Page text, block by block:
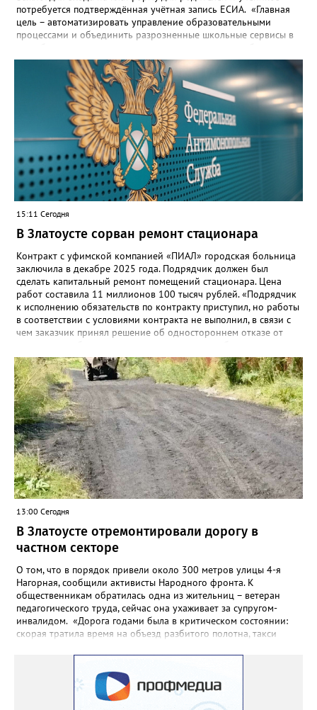
потребуется подтверждённая учётная запись ЕСИА. «Главная
цель – автоматизировать управление образовательными
процессами и объединить разрозненные школьные сервисы в
региональном министерстве образования. - Платформа ТОР
“Моя школа” объединит все школьные сервисы в единую
безопасную государственную экосистему. Предполагается, что
переход пройдёт максимально комфортно для пользователей».
Привычные функции - оценки, расписание, домашние задания,
связь с учителями, знакомые пользователям экосистемы
«Госуслуги Моя школа», не просто сохранятся, они будут
собраны в одном месте, подчеркнули в ведомстве. Причём в
этом случае переход на ТОР станет вообще незаметным.
15:11 Сегодня
В Златоусте сорван ремонт стационара
Контракт с уфимской компанией «ПИАЛ» городская больница
заключила в декабре 2025 года. Подрядчик должен был
сделать капитальный ремонт помещений стационара. Цена
работ составила 11 миллионов 100 тысяч рублей. «Подрядчик
к исполнению обязательств по контракту приступил, но работы
в соответствии с условиями контракта не выполнил, в связи с
чем заказчик принял решение об одностороннем отказе от
Челябинском УФАС. Антимонопольная служба приняла
решение включить ООО «ПИАЛ» в реестр недобросовестных
поставщиков. В чёрном списке уфимский подрядчик будет два
года.
13:00 Сегодня
В Златоусте отремонтировали дорогу в
частном секторе
О том, что в порядок привели около 300 метров улицы 4-я
Нагорная, сообщили активисты Народного фронта. К
общественникам обратилась одна из жительниц – ветеран
педагогического труда, сейчас она ухаживает за супругом-
инвалидом. «Дорога годами была в критическом состоянии:
скорая тратила время на объезд разбитого полотна, такси
однажды реанимация не смогла добраться до больного.
Жители писали в администрацию города и другие инстанции,
пытались ремонтировать дорогу своими силами – всё тщетно»,
– рассказали в ОНФ. Общественники подчеркнули: именно